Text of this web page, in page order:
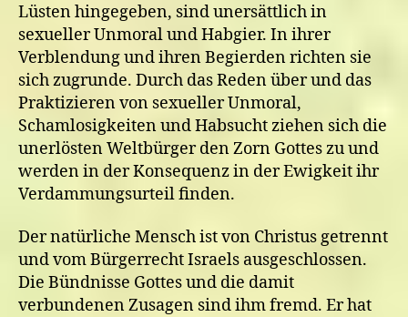
Lüsten hingegeben, sind unersättlich in
sexueller Unmoral und Habgier. In ihrer
Verblendung und ihren Begierden richten sie
sich zugrunde. Durch das Reden über und das
Praktizieren von sexueller Unmoral,
Schamlosigkeiten und Habsucht ziehen sich die
unerlösten Weltbürger den Zorn Gottes zu und
werden in der Konsequenz in der Ewigkeit ihr
Verdammungsurteil finden.
Der natürliche Mensch ist von Christus getrennt
und vom Bürgerrecht Israels ausgeschlossen.
Die Bündnisse Gottes und die damit
verbundenen Zusagen sind ihm fremd. Er hat